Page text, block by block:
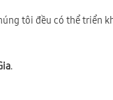
tôi đều có thể triển
.